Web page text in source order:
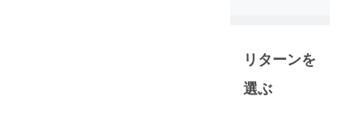
一般社団法
人南九州ロ
リターンを
選ぶ